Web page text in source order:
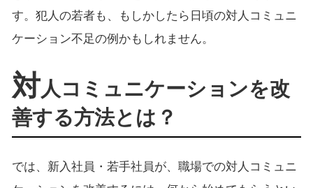
す。犯人の若者も、もしかしたら日頃の対人コミュニ
ケーション不足の例かもしれません。
対人コミュニケーションを改
善する方法とは？
では、新入社員・若手社員が、職場での対人コミュニ